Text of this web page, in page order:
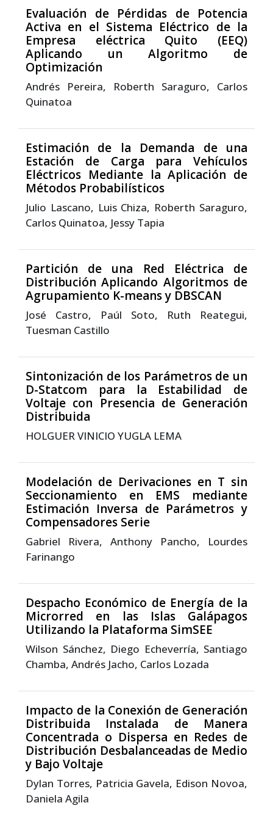
Evaluación de Pérdidas de Potencia
Activa en el Sistema Eléctrico de la
Empresa eléctrica Quito (EEQ)
Aplicando un Algoritmo de
Optimización
Andrés Pereira, Roberth Saraguro, Carlos
Quinatoa
Estimación de la Demanda de una
Estación de Carga para Vehículos
Eléctricos Mediante la Aplicación de
Métodos Probabilísticos
Julio Lascano, Luis Chiza, Roberth Saraguro,
Carlos Quinatoa, Jessy Tapia
Partición de una Red Eléctrica de
Distribución Aplicando Algoritmos de
Agrupamiento K-means y DBSCAN
José Castro, Paúl Soto, Ruth Reategui,
Tuesman Castillo
Sintonización de los Parámetros de un
D-Statcom para la Estabilidad de
Voltaje con Presencia de Generación
Distribuida
HOLGUER VINICIO YUGLA LEMA
Modelación de Derivaciones en T sin
Seccionamiento en EMS mediante
Estimación Inversa de Parámetros y
Compensadores Serie
Gabriel Rivera, Anthony Pancho, Lourdes
Farinango
Despacho Económico de Energía de la
Microrred en las Islas Galápagos
Utilizando la Plataforma SimSEE
Wilson Sánchez, Diego Echeverría, Santiago
Chamba, Andrés Jacho, Carlos Lozada
Impacto de la Conexión de Generación
Distribuida Instalada de Manera
Concentrada o Dispersa en Redes de
Distribución Desbalanceadas de Medio
y Bajo Voltaje
Dylan Torres, Patricia Gavela, Edison Novoa,
Daniela Agila